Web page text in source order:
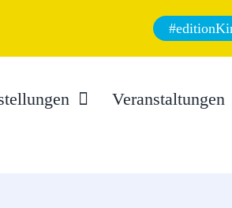
Veranstaltungen